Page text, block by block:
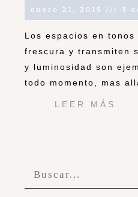
enero 21, 2015 5
Los espacios en
frescura y transmiten
y luminosidad son
todo momento, mas
LEER MÁS